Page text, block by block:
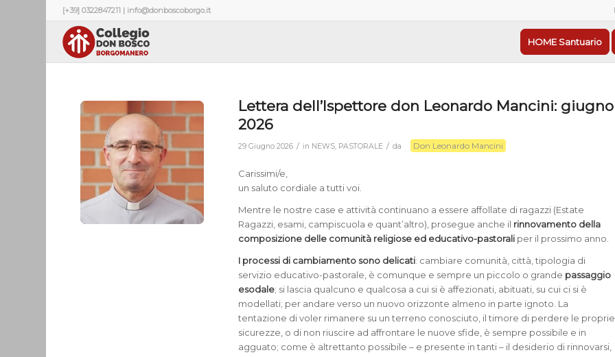
[+39] 0322847211 | info@donboscoborgo.it
HOME Santuario
Lettera dell’Ispettore don Leonardo Mancini: giugno
2026
29 Giugno 2026 / in NEWS, PASTORALE / da Don Leonardo Mancini
Carissimi/e,
un saluto cordiale a tutti voi.
Mentre le nostre case e attività continuano a essere affollate di ragazzi (Estate
Ragazzi, esami, campiscuola e quant’altro), prosegue anche il rinnovamento della
composizione delle comunità religiose ed educativo-pastorali per il prossimo anno.
I processi di cambiamento sono delicati: cambiare comunità, città, tipologia di
servizio educativo-pastorale, è comunque e sempre un piccolo o grande passaggio
esodale; si lascia qualcuno e qualcosa a cui si è affezionati, abituati, su cui ci si è
modellati; per andare verso un nuovo orizzonte almeno in parte ignoto. La
tentazione di voler rimanere su un terreno conosciuto, il timore di perdere le proprie
sicurezze, o di non riuscire ad affrontare le nuove sfide, è sempre possibile e in
agguato; come è altrettanto possibile – e presente in tanti – il desiderio di rinnovarsi,